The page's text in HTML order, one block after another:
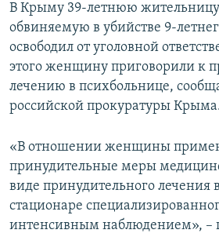
В Крыму 39-летнюю
обвиняемую в убийстве 9-
освободил от уголовной
этого женщину приговорили к
лечению в психбольнице,
российской прокуратуры
«В отношении женщины
принудительные меры
виде принудительного лечения
стационаре
интенсивным наблюдением», –